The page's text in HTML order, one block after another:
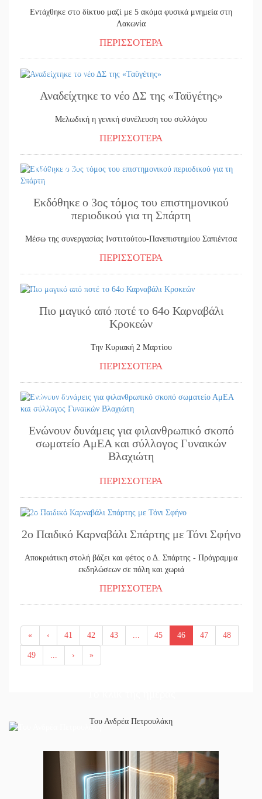
Εντάχθηκε στο δίκτυο μαζί με 5 ακόμα φυσικά μνημεία στη
Λακωνία
ΠΕΡΙΣΣΟΤΕΡΑ
Αναδείχτηκε το νέο ΔΣ της «Ταϋγέτης»
Μελωδική η γενική συνέλευση του συλλόγου
ΠΕΡΙΣΣΟΤΕΡΑ
19/02/2025
Εκδόθηκε ο 3ος τόμος του επιστημονικού
περιοδικού για τη Σπάρτη
Μέσω της συνεργασίας Ινστιτούτου-Πανεπιστημίου Σαπιέντσα
ΠΕΡΙΣΣΟΤΕΡΑ
Πιο μαγικό από ποτέ το 64ο Καρναβάλι
Κροκεών
Την Κυριακή 2 Μαρτίου
ΠΕΡΙΣΣΟΤΕΡΑ
19/02/2025
Ενώνουν δυνάμεις για φιλανθρωπικό σκοπό
σωματείο ΑμΕΑ και σύλλογος Γυναικών
Βλαχιώτη
ΠΕΡΙΣΣΟΤΕΡΑ
2ο Παιδικό Καρναβάλι Σπάρτης με Τόνι Σφήνο
Αποκριάτικη στολή βάζει και φέτος ο Δ. Σπάρτης - Πρόγραμμα
εκδηλώσεων σε πόλη και χωριά
ΠΕΡΙΣΣΟΤΕΡΑ
« ‹ 41 42 43 45 46 47 48
49 › »
Του Ανδρέα Πετρουλάκη